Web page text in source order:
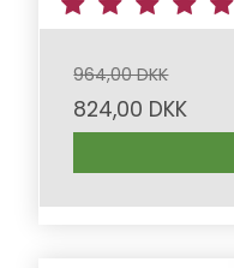
964,00 DKK
824,00 DKK